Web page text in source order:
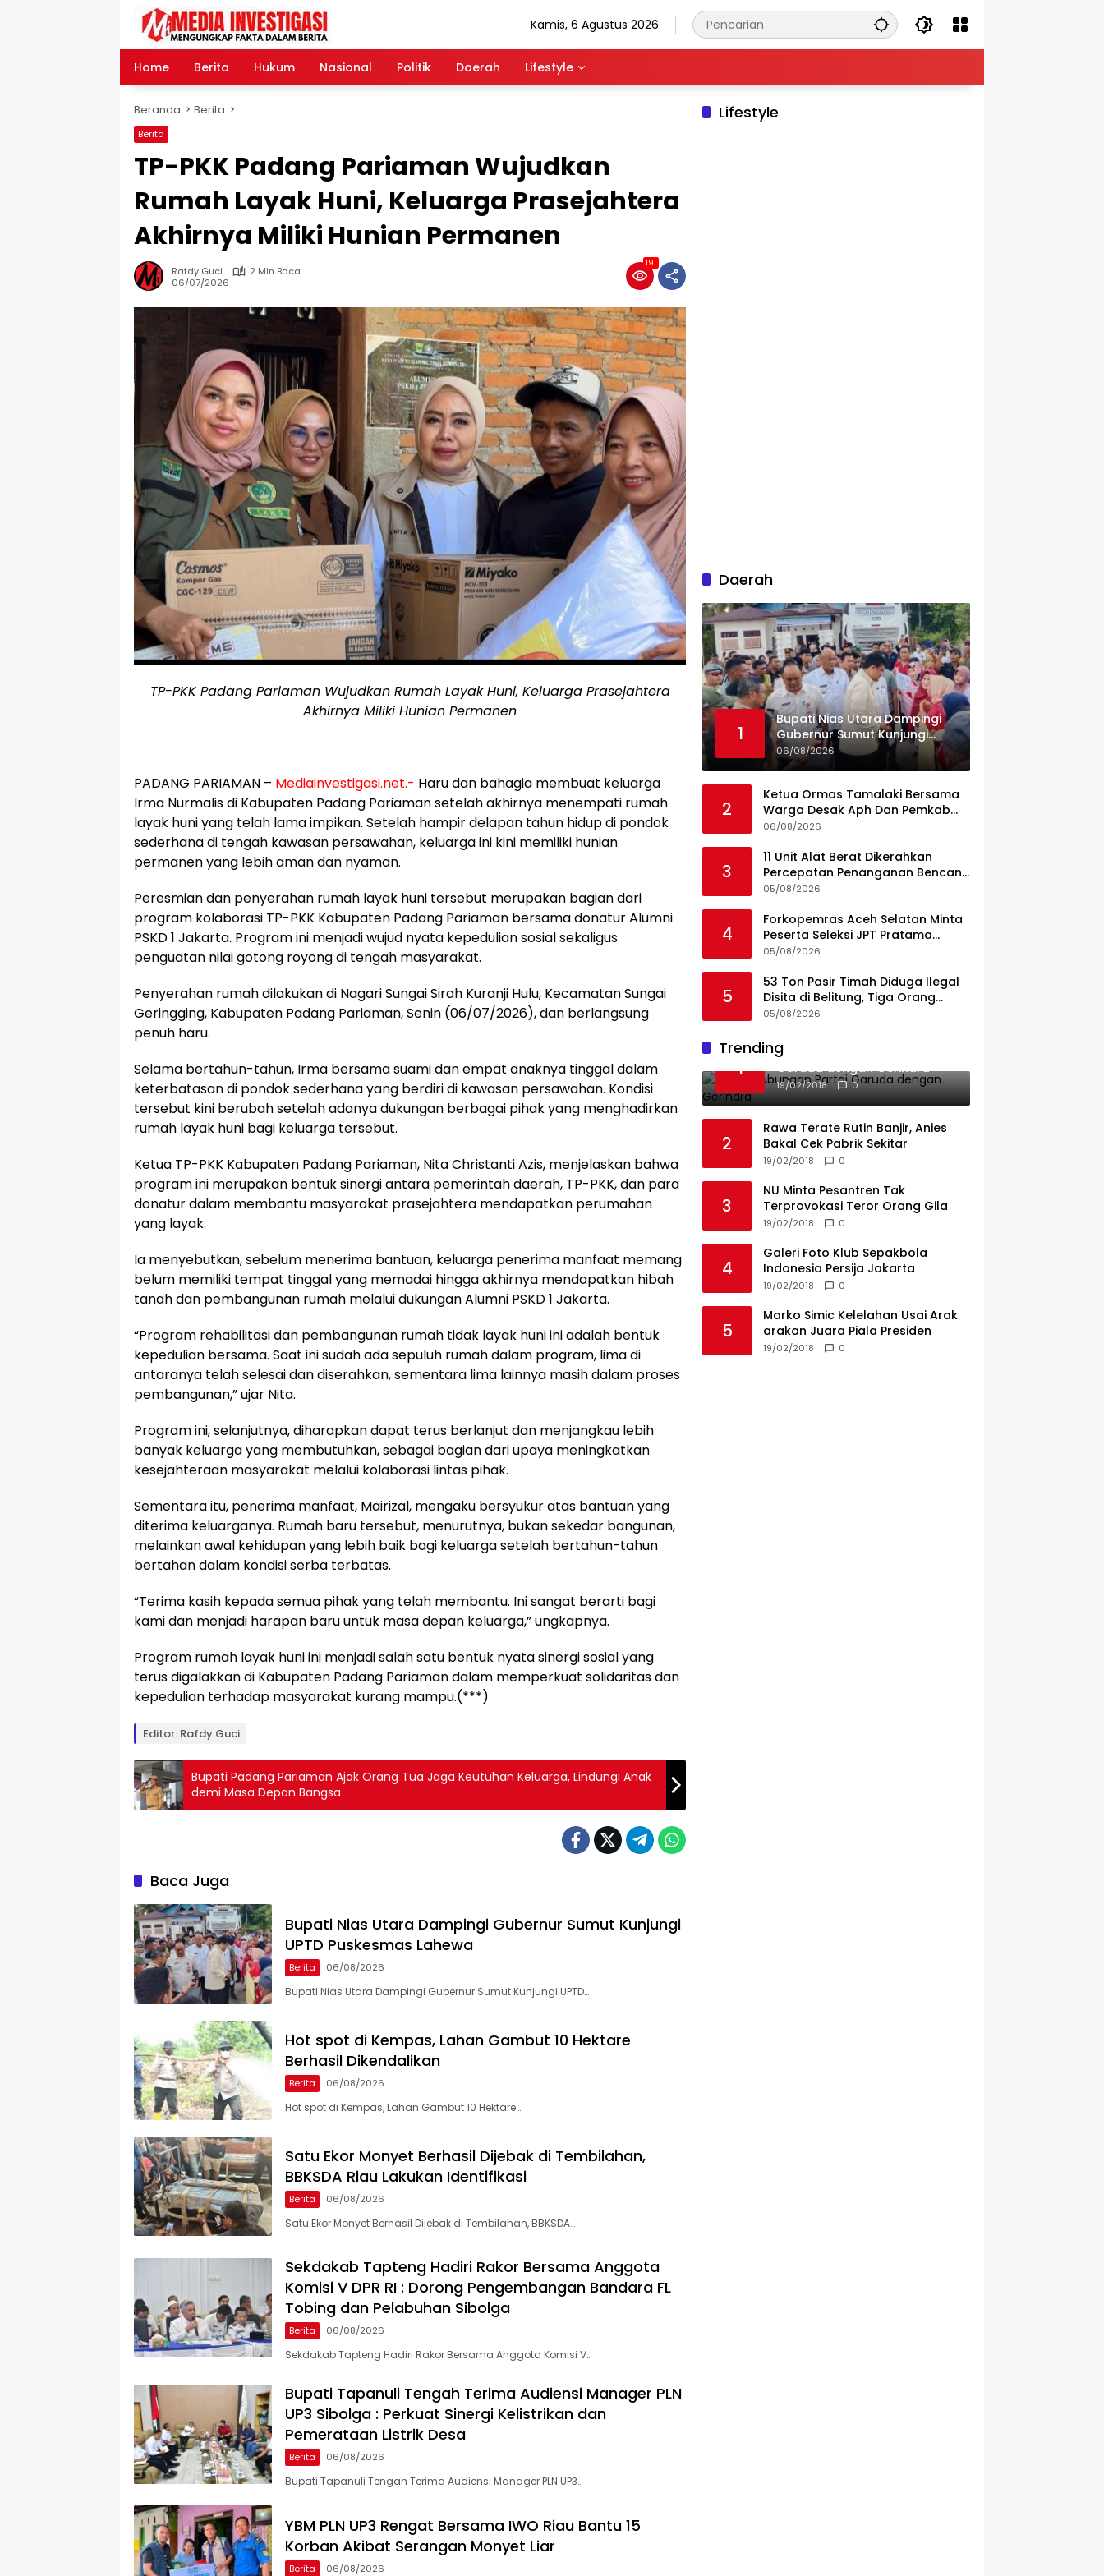
Kamis, 6 Agustus 2026
Home Berita Hukum Nasional Politik Daerah Lifestyle
Beranda Berita
Berita
TP-PKK Padang Pariaman Wujudkan
Rumah Layak Huni, Keluarga Prasejahtera
Akhirnya Miliki Hunian Permanen
Rafdy Guci
2 Min Baca
06/07/2026
191
TP-PKK Padang Pariaman Wujudkan Rumah Layak Huni, Keluarga Prasejahtera
Akhirnya Miliki Hunian Permanen
PADANG PARIAMAN – Mediainvestigasi.net.- Haru dan bahagia membuat keluarga
Irma Nurmalis di Kabupaten Padang Pariaman setelah akhirnya menempati rumah
layak huni yang telah lama impikan. Setelah hampir delapan tahun hidup di pondok
sederhana di tengah kawasan persawahan, keluarga ini kini memiliki hunian
permanen yang lebih aman dan nyaman.
Peresmian dan penyerahan rumah layak huni tersebut merupakan bagian dari
program kolaborasi TP-PKK Kabupaten Padang Pariaman bersama donatur Alumni
PSKD 1 Jakarta. Program ini menjadi wujud nyata kepedulian sosial sekaligus
penguatan nilai gotong royong di tengah masyarakat.
Penyerahan rumah dilakukan di Nagari Sungai Sirah Kuranji Hulu, Kecamatan Sungai
Geringging, Kabupaten Padang Pariaman, Senin (06/07/2026), dan berlangsung
penuh haru.
Selama bertahun-tahun, Irma bersama suami dan empat anaknya tinggal dalam
keterbatasan di pondok sederhana yang berdiri di kawasan persawahan. Kondisi
tersebut kini berubah setelah adanya dukungan berbagai pihak yang menghadirkan
rumah layak huni bagi keluarga tersebut.
Ketua TP-PKK Kabupaten Padang Pariaman, Nita Christanti Azis, menjelaskan bahwa
program ini merupakan bentuk sinergi antara pemerintah daerah, TP-PKK, dan para
donatur dalam membantu masyarakat prasejahtera mendapatkan perumahan
yang layak.
Ia menyebutkan, sebelum menerima bantuan, keluarga penerima manfaat memang
belum memiliki tempat tinggal yang memadai hingga akhirnya mendapatkan hibah
tanah dan pembangunan rumah melalui dukungan Alumni PSKD 1 Jakarta.
“Program rehabilitasi dan pembangunan rumah tidak layak huni ini adalah bentuk
kepedulian bersama. Saat ini sudah ada sepuluh rumah dalam program, lima di
antaranya telah selesai dan diserahkan, sementara lima lainnya masih dalam proses
pembangunan,” ujar Nita.
Program ini, selanjutnya, diharapkan dapat terus berlanjut dan menjangkau lebih
banyak keluarga yang membutuhkan, sebagai bagian dari upaya meningkatkan
kesejahteraan masyarakat melalui kolaborasi lintas pihak.
Sementara itu, penerima manfaat, Mairizal, mengaku bersyukur atas bantuan yang
diterima keluarganya. Rumah baru tersebut, menurutnya, bukan sekedar bangunan,
melainkan awal kehidupan yang lebih baik bagi keluarga setelah bertahun-tahun
bertahan dalam kondisi serba terbatas.
“Terima kasih kepada semua pihak yang telah membantu. Ini sangat berarti bagi
kami dan menjadi harapan baru untuk masa depan keluarga,” ungkapnya.
Program rumah layak huni ini menjadi salah satu bentuk nyata sinergi sosial yang
terus digalakkan di Kabupaten Padang Pariaman dalam memperkuat solidaritas dan
kepedulian terhadap masyarakat kurang mampu.(***)
Editor: Rafdy Guci
Bupati Padang Pariaman Ajak Orang Tua Jaga Keutuhan Keluarga, Lindungi Anak
demi Masa Depan Bangsa
Baca Juga
Bupati Nias Utara Dampingi Gubernur Sumut Kunjungi
UPTD Puskesmas Lahewa
Berita 06/08/2026
Bupati Nias Utara Dampingi Gubernur Sumut Kunjungi UPTD…
Hot spot di Kempas, Lahan Gambut 10 Hektare
Berhasil Dikendalikan
Berita 06/08/2026
Hot spot di Kempas, Lahan Gambut 10 Hektare…
Satu Ekor Monyet Berhasil Dijebak di Tembilahan,
BBKSDA Riau Lakukan Identifikasi
Berita 06/08/2026
Satu Ekor Monyet Berhasil Dijebak di Tembilahan, BBKSDA…
Sekdakab Tapteng Hadiri Rakor Bersama Anggota
Komisi V DPR RI : Dorong Pengembangan Bandara FL
Tobing dan Pelabuhan Sibolga
Berita 06/08/2026
Sekdakab Tapteng Hadiri Rakor Bersama Anggota Komisi V…
Bupati Tapanuli Tengah Terima Audiensi Manager PLN
UP3 Sibolga : Perkuat Sinergi Kelistrikan dan
Pemerataan Listrik Desa
Berita 06/08/2026
Bupati Tapanuli Tengah Terima Audiensi Manager PLN UP3…
YBM PLN UP3 Rengat Bersama IWO Riau Bantu 15
Korban Akibat Serangan Monyet Liar
Berita 06/08/2026
Lifestyle
Daerah
1
Bupati Nias Utara Dampingi
Gubernur Sumut Kunjungi
UPTD Puskesmas Lahewa
06/08/2026
2
Ketua Ormas Tamalaki Bersama
Warga Desak Aph Dan Pemkab
Konsel Tangkap Pelaku Angkut
PT KAP Melintas Jalan Umum
06/08/2026
3
11 Unit Alat Berat Dikerahkan
Percepatan Penanganan Bencana
di Kelurahan Sipange Kecamatan
05/08/2026
4
Forkopemras Aceh Selatan Minta
Peserta Seleksi JPT Pratama
Andalkan Kompetensi dan
05/08/2026
5
53 Ton Pasir Timah Diduga Ilegal
Disita di Belitung, Tiga Orang
Diamankan, Dua Masih Diburu
05/08/2026
Trending
1
Ini Dia Hubungan Partai
Garuda dengan Gerindra
19/02/2018 0
2
Rawa Terate Rutin Banjir, Anies
Bakal Cek Pabrik Sekitar
19/02/2018 0
3
NU Minta Pesantren Tak
Terprovokasi Teror Orang Gila
19/02/2018 0
4
Galeri Foto Klub Sepakbola
Indonesia Persija Jakarta
19/02/2018 0
5
Marko Simic Kelelahan Usai Arak
arakan Juara Piala Presiden
19/02/2018 0